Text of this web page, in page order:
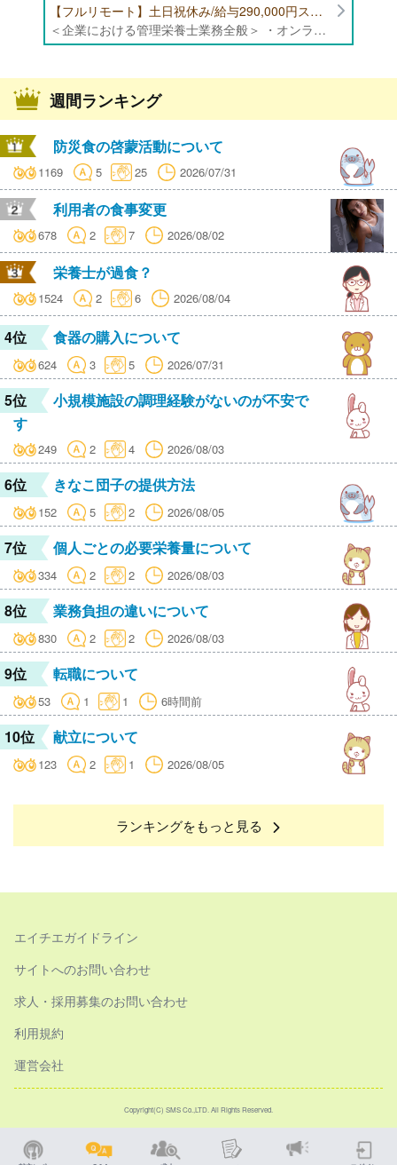
【フルリモート】土日祝休み/給与290,000円スタート/残業少なめ 企業にて管理栄養士の募集！
＜企業における管理栄養士業務全般＞ ・オンラインでの栄養指導業務 ・サービス（生活習慣病重症化予防）の品質管理 ・専用アプリを通じたチャットでの栄養指導業務 ※フルリモートにて勤務可能です。 【応募条件】特定保健指導もしくは病院での栄養指導3年以上
週間ランキング
防災食の啓蒙活動について
1169 5 25 2026/07/31
利用者の食事変更
678 2 7 2026/08/02
栄養士が過食？
1524 2 6 2026/08/04
4位 食器の購入について
624 3 5 2026/07/31
5位
小規模施設の調理経験がないのが不安で
す
249 2 4 2026/08/03
6位 きなこ団子の提供方法
152 5 2 2026/08/05
7位 個人ごとの必要栄養量について
334 2 2 2026/08/03
8位 業務負担の違いについて
830 2 2 2026/08/03
9位 転職について
53 1 1 6時間前
10位 献立について
123 2 1 2026/08/05
ランキングをもっと見る
エイチエガイドライン
サイトへのお問い合わせ
求人・採用募集のお問い合わせ
利用規約
運営会社
Copyright(C) SMS Co.,LTD. All Rights Reserved.